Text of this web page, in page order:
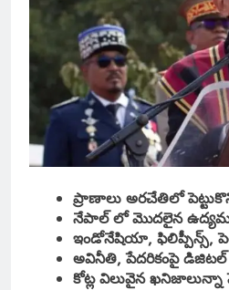
ప్రాణాలు అరచేతిలో
నేపాల్ లో మొదలైన ఉద్యమం
ఇండోనేషియా, ఫిలిప్పీన్స్,
అవినీతి, పేదరికంపై డిజిటల్
కోట్ల విలువైన